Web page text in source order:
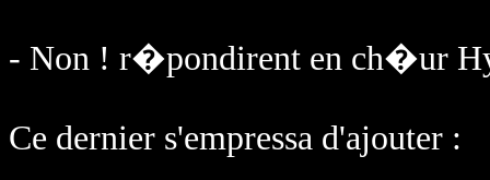
- Non ! r�pondirent en ch�ur
Ce dernier s'empressa d'ajouter :